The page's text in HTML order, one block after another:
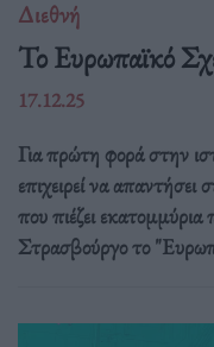
Διεθνή
Το Ευρωπαϊκό
17.12.25
Για πρώτη φορά στην
επιχειρεί να
που πιέζει
Στρασβούργο το